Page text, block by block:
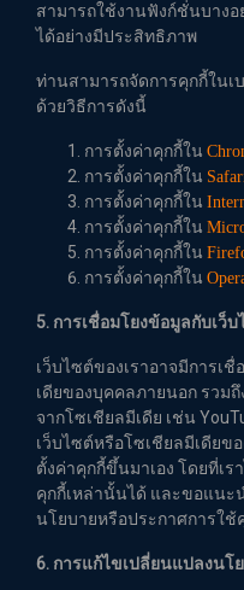
สามารถใช้งานฟังก์ชั่นบางอ
ได้อย่างมีประสิทธิภาพ
ท่านสามารถจัดการคุกกี้ในเ
ด้วยวิธีการดังนี้
การตั้งค่าคุกกี้ใน
การตั้งค่าคุกกี้ใน
การตั้งค่าคุกกี้ใน
การตั้งค่าคุกกี้ใน
การตั้งค่าคุกกี้ใน
การตั้งค่าคุกกี้ใน
5. การเชื่อมโยงข้อมูลกับเว็
เว็บไซต์ของเราอาจมีการเ
เดียของบุคคลภายนอก รวม
จากโซเชียลมีเดีย เช่น
เว็บไซต์หรือโซเชียลมีเดีย
ตั้งค่าคุกกี้ขึ้นมาเอง โดยที่เ
คุกกี้เหล่านั้นได้ และขอแนะ
นโยบายหรือประกาศการใ
6. การแก้ไขเปลี่ยนแปลงนโ